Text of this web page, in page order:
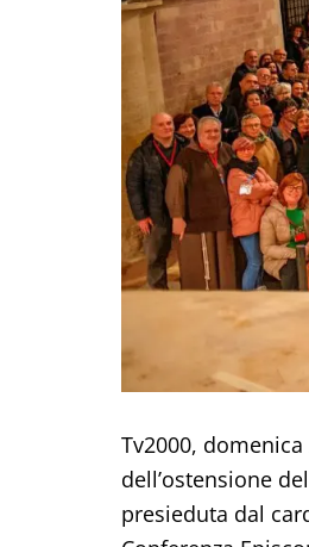
Tv2000,
dell’ostensione
presieduta dal